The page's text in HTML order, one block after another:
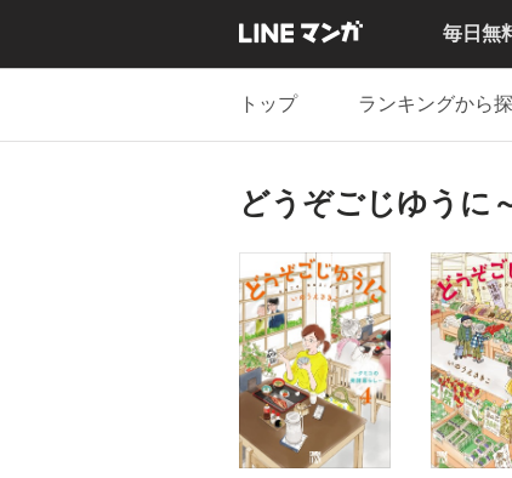
毎日無
トップ ランキングから
どうぞごじゆうに